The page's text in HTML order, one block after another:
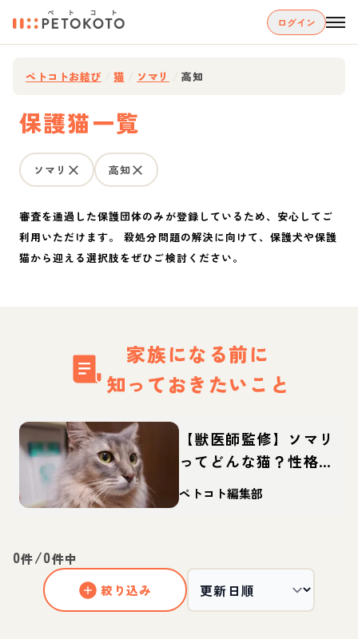
ログイン
ペトコトお結び 猫 ソマリ 高知
保護猫一覧
ソマリ 高知
審査を通過した保護団体のみが登録しているため、安心してご
利用いただけます。 殺処分問題の解決に向けて、保護犬や保護
猫から迎える選択肢をぜひご検討ください。
家族になる前に
知っておきたいこと
【獣医師監修】ソマリ
ってどんな猫？性格・
体重・寿命の特徴・迎
え方
ペトコト編集部
0件/0件中
絞り込み